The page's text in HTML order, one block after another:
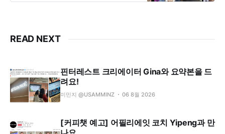
터들을 위해 만든 거고, 단순한 스페
춘 별도 생태계로 운영돼요.
READ NEXT
핀터레스트 크리에이터 Gina와 요약본을 드
려요!
미민지 @USAMMINZ 06 8월 2026
[커피챗 예고] 어필리에잇 코치 Yipeng과 만